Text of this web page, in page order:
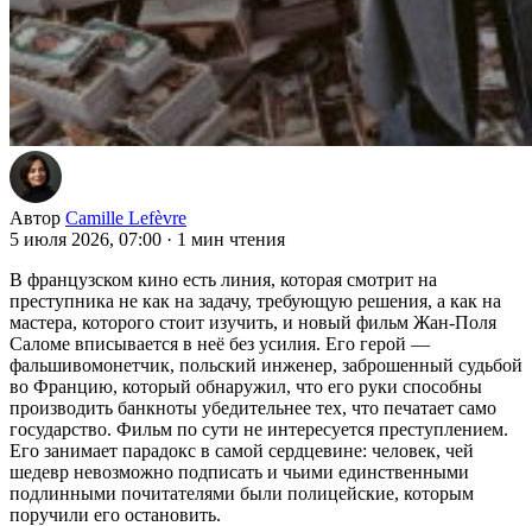
Автор Camille Lefèvre
5 июля 2026, 07:00 · 1 мин чтения
В французском кино есть линия, которая смотрит на
преступника не как на задачу, требующую решения, а как на
мастера, которого стоит изучить, и новый фильм Жан-Поля
Саломе вписывается в неё без усилия. Его герой —
фальшивомонетчик, польский инженер, заброшенный судьбой
во Францию, который обнаружил, что его руки способны
производить банкноты убедительнее тех, что печатает само
государство. Фильм по сути не интересуется преступлением.
Его занимает парадокс в самой сердцевине: человек, чей
шедевр невозможно подписать и чьими единственными
подлинными почитателями были полицейские, которым
поручили его остановить.